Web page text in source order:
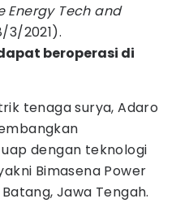
Energy Tech and
3/2021).
beroperasi di
tenaga surya, Adaro
dengan teknologi
Bimasena Power
Jawa Tengah.